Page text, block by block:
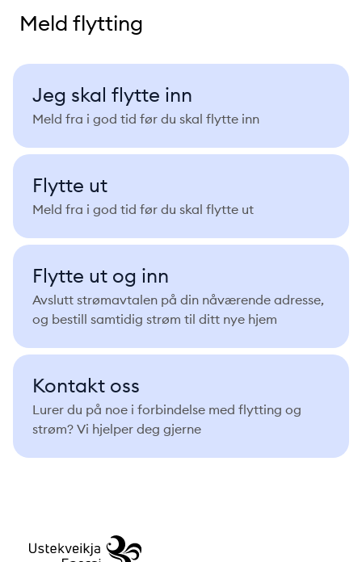
Meld flytting
Jeg skal flytte inn
Meld fra i god tid før du skal flytte inn
Flytte ut
Meld fra i god tid før du skal flytte ut
Flytte ut og inn
Avslutt strømavtalen på din nåværende adresse,
og bestill samtidig strøm til ditt nye hjem
Kontakt oss
Lurer du på noe i forbindelse med flytting og
strøm? Vi hjelper deg gjerne